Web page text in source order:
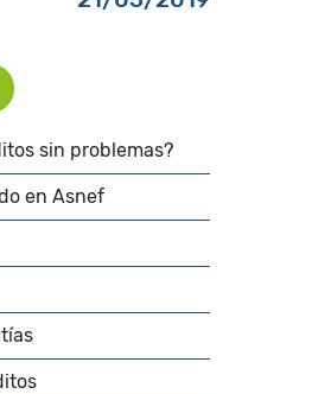
sin problemas?
en Asnef